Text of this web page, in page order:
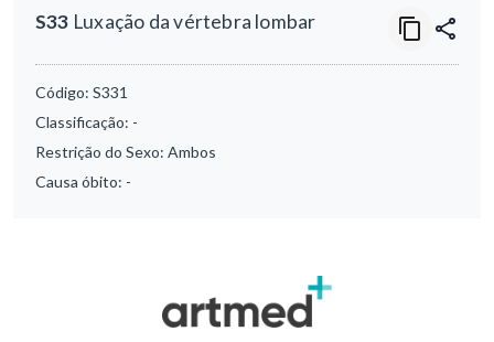
S33 Luxação da vértebra lombar
Código: S331
Classificação: -
Restrição do Sexo: Ambos
Causa óbito: -